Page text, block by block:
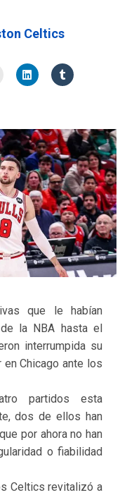
Celtics
que le habían
la NBA hasta el
interrumpida su
Chicago ante los
partidos esta
dos de ellos han
por ahora no han
o fiabilidad
Celtics revitalizó a